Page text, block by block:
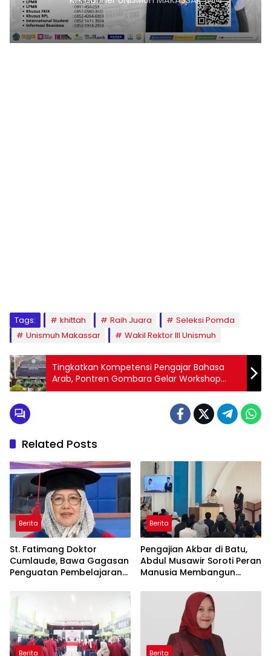
Tags: khittah Raih Juara
Seleksi Pomda
Unismuh Makassar
Wakil Rektor III Unismuh
Tingkatkan Kompetensi Pengajar Bahasa
Arab, Pontren Gombara Gelar Workshop
Metodologi Pengajaran
Related Posts
Berita
St. Fatimang Doktor
Cumlaude, Bawa Gagasan
Penguatan Pembelajaran
Vokasi
Berita
Pengajian Akbar di Batu,
Abdul Musawir Soroti Peran
Manusia Membangun
Berita Berita